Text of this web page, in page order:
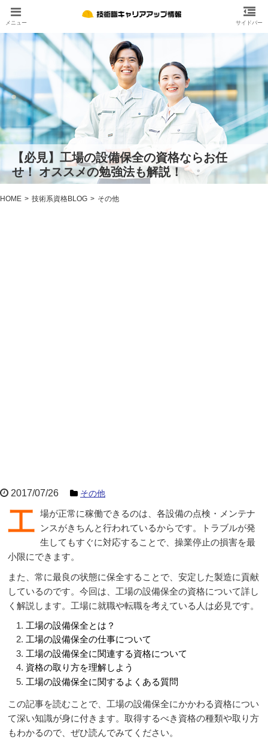
【必見】工場の設備保全の資格ならお任
せ！ オススメの勉強法も解説！
HOME 技術系資格BLOG その他
2017/07/26 その他
工場が正常に稼働できるのは、各設備の点検・メンテナ
ンスがきちんと行われているからです。トラブルが発
生してもすぐに対応することで、操業停止の損害を最
小限にできます。
また、常に最良の状態に保全することで、安定した製造に貢献
しているのです。今回は、工場の設備保全の資格について詳し
く解説します。工場に就職や転職を考えている人は必見です。
工場の設備保全とは？
工場の設備保全の仕事について
工場の設備保全に関連する資格について
資格の取り方を理解しよう
工場の設備保全に関するよくある質問
この記事を読むことで、工場の設備保全にかかわる資格につい
て深い知識が身に付きます。取得するべき資格の種類や取り方
もわかるので、ぜひ読んでみてください。